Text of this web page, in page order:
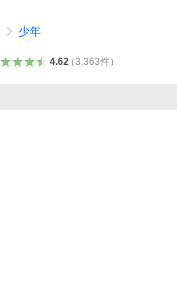
少年
4.62（3,363件）